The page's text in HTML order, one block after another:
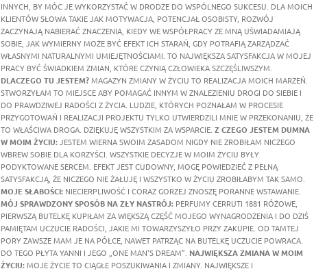
INNYCH, BY MÓC JE WYKORZYSTAĆ W DRODZE DO WSPÓLNEGO SUKCESU. DLA MOICH
KLIENTÓW SŁOWA TAKIE JAK MOTYWACJA, POTENCJAŁ OSOBISTY, ROZWÓJ
ZACZYNAJĄ NABIERAĆ ZNACZENIA, KIEDY WE WSPÓŁPRACY ZE MNĄ UŚWIADAMIAJĄ
SOBIE, JAK WYMIERNY MOŻE BYĆ EFEKT ICH STARAŃ, GDY POTRAFIĄ ZARZĄDZAĆ
WŁASNYMI NATURALNYMI UMIEJĘTNOŚCIAMI. TO NAJWIĘKSZA SATYSFAKCJA W MOJEJ
PRACY BYĆ ŚWIADKIEM ZMIAN, KTÓRE CZYNIĄ CZŁOWIEKA SZCZĘŚLIWSZYM.
DLACZEGO TU JESTEM?MAGAZYN ZMIANY W ŻYCIU TO REALIZACJA MOICH MARZEŃ.
STWORZYŁAM TO MIEJSCE ABY POMAGAĆ INNYM W ZNALEZIENIU DROGI DO SIEBIE I
DO PRAWDZIWEJ RADOŚCI Z ŻYCIA. LUDZIE, KTÓRYCH POZNAŁAM W PROCESIE
PRZYGOTOWAŃ I REALIZACJI PROJEKTU TYLKO UTWIERDZILI MNIE W PRZEKONANIU, ŻE
TO WŁAŚCIWA DROGA. DZIĘKUJĘ WSZYSTKIM ZA WSPARCIE. Z CZEGO JESTEM DUMNA
W MOIM ŻYCIU:JESTEM WIERNA SWOIM ZASADOM NIGDY NIE ZROBIŁAM NICZEGO
WBREW SOBIE DLA KORZYŚCI. WSZYSTKIE DECYZJE W MOIM ŻYCIU BYŁY
PODYKTOWANE SERCEM. EFEKT JEST CUDOWNY, MOGĘ POWIEDZIEĆ Z PEŁNĄ
SATYSFAKCJĄ, ŻE NICZEGO NIE ŻAŁUJĘ I WSZYSTKO W ŻYCIU ZROBIŁABYM TAK SAMO.
MOJE SŁABOŚCI: NIECIERPLIWOŚĆ I CORAZ GORZEJ ZNOSZĘ PORANNE WSTAWANIE.
MÓJ SPRAWDZONY SPOSÓB NA ZŁY NASTRÓJ: PERFUMY CERRUTI 1881 RÓŻOWE,
PIERWSZĄ BUTELKĘ KUPIŁAM ZA WIĘKSZĄ CZĘŚĆ MOJEGO WYNAGRODZENIA I DO DZIŚ
PAMIĘTAM UCZUCIE RADOŚCI, JAKIE MI TOWARZYSZYŁO PRZY ZAKUPIE. OD TAMTEJ
PORY ZAWSZE MAM JE NA PÓŁCE, NAWET PATRZĄC NA BUTELKĘ UCZUCIE POWRACA.
DO TEGO PŁYTA YANNI I JEGO „ONE MAN'S DREAM”. NAJWIĘKSZA ZMIANA W MOIM
ŻYCIU:MOJE ŻYCIE TO CIĄGŁE POSZUKIWANIA I ZMIANY. NAJWIĘKSZE I